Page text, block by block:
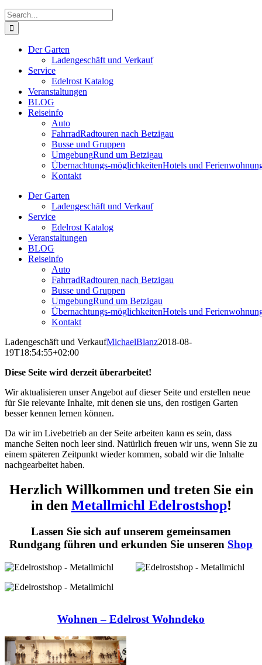
Search
for:
Der Garten
Ladengeschäft und Verkauf
Service
Edelrost Katalog
Veranstaltungen
BLOG
Reiseinfo
Auto
FahrradRadtouren nach Betzigau
Busse und Gruppen
UmgebungRund um Betzigau
Übernachtungs-möglichkeitenHotels und
Kontakt
Der Garten
Ladengeschäft und Verkauf
Service
Edelrost Katalog
Veranstaltungen
BLOG
Reiseinfo
Auto
FahrradRadtouren nach Betzigau
Busse und Gruppen
UmgebungRund um Betzigau
Übernachtungs-möglichkeitenHotels und
Kontakt
Ladengeschäft und VerkaufMichaelBlanz2018-08-
19T18:54:55+02:00
Diese Seite wird derzeit überarbeitet!
Wir aktualisieren unser Angebot auf dieser Seite und erstellen neue
für Sie relevante Inhalte, mit denen sie uns, den rostigen Garten
besser kennen lernen können.
Da wir im Livebetrieb an der Seite arbeiten kann es sein, dass
manche Seiten noch leer sind. Natürlich freuen wir uns, wenn Sie zu
einem späteren Zeitpunkt wieder kommen, sobald wir die Inhalte
nachgearbeitet haben.
Herzlich Willkommen und treten Sie ein
in den Metallmichl Edelrostshop!
Lassen Sie sich auf unserem gemeinsamen
Rundgang führen und erkunden Sie unseren Shop
Wohnen – Edelrost Wohndeko